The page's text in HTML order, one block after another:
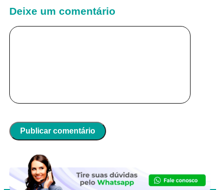
Deixe um comentário